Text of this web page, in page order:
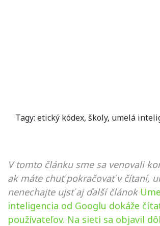
Tagy: etický kódex, školy, umelá
V tomto článku sme sa venovali
ak máte chuť pokračovať v čítaní,
nenechajte ujsť aj ďalší článok
inteligencia od Googlu dokáže
používateľov. Na sieti sa objavil